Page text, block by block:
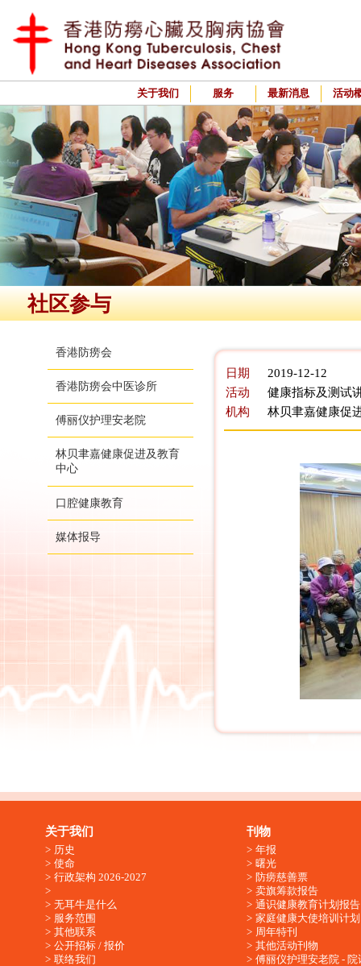
关于我们 服务 最新消息 活动
社区参与
香港防痨会
香港防痨会中医诊所
傅丽仪护理安老院
林贝聿嘉健康促进及教育
中心
口腔健康教育
媒体报导
日期
2019-12-12
活动
健康指标及测试
机构
林贝聿嘉健康促
关于我们
历史
使命
行政架构 2026-2027
无耳牛是什么
服务范围
其他联系
公开招标 / 报价
联络我们
刊物
年报
曙光
防痨慈善票
卖旗筹款报告
通识健康教育计划报告
家庭健康大使培训计划
周年特刊
其他活动刊物
傅丽仪护理安老院 - 院